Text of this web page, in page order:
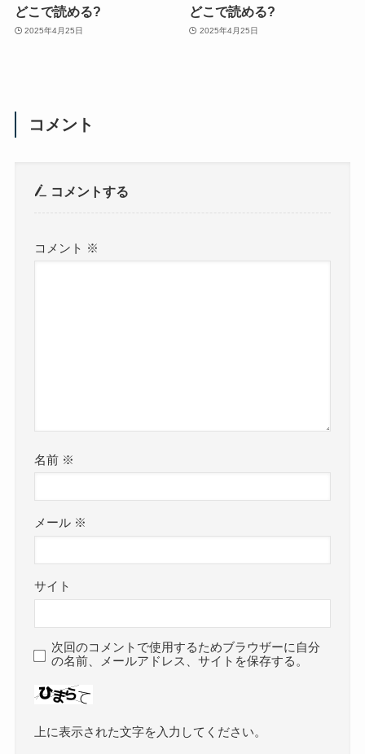
どこで読める?
2025年4月25日
どこで読める?
2025年4月25日
コメント
コメントする
コメント ※
名前 ※
メール ※
サイト
次回のコメントで使用するためブラウザーに自分
の名前、メールアドレス、サイトを保存する。
上に表示された文字を入力してください。